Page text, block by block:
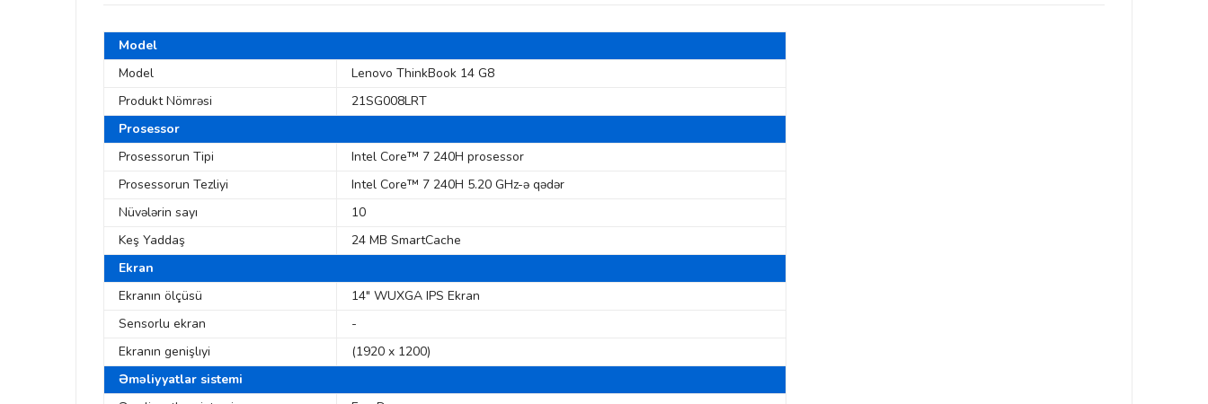
Model
Model
Lenovo ThinkBook 14 G8
Produkt Nömrəsi
21SG008LRT
Prosessor
Prosessorun Tipi
Intel Core™ 7 240H prosessor
Prosessorun Tezliyi
Intel Core™ 7 240H 5.20 GHz-ə qədər
Nüvələrin sayı
10
Keş Yaddaş
24 MB SmartCache
Ekran
Ekranın ölçüsü
14" WUXGA IPS Ekran
Sensorlu ekran
-
Ekranın genişlıyi
(1920 x 1200)
Əməliyyatlar sistemi